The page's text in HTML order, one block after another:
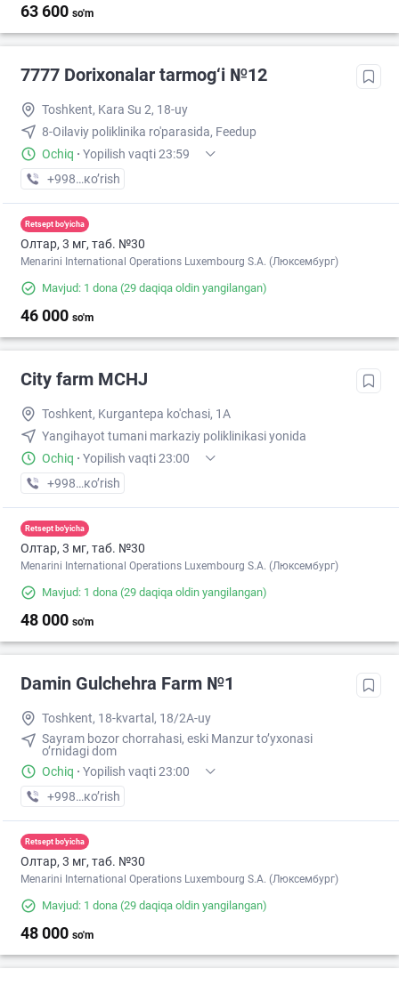
63 600 so'm
7777 Dorixonalar tarmog‘i №12
Toshkent, Kara Su 2, 18-uy
8-Oilaviy poliklinika ro'parasida, Feedup
Ochiq · Yopilish vaqti 23:59
+998 (77) XXX-XX-XX
кo’rish
Retsept bo'yicha
Олтар, 3 мг, таб. №30
Menarini International Operations Luxembourg S.A. (Люксембург)
Mavjud: 1 dona (29 daqiqa oldin yangilangan)
46 000 so'm
City farm MCHJ
Toshkent, Kurgantepa ko'chasi, 1A
Yangihayot tumani markaziy poliklinikasi yonida
Ochiq · Yopilish vaqti 23:00
+998 (99) XXX-XX-XX
кo’rish
Retsept bo'yicha
Олтар, 3 мг, таб. №30
Menarini International Operations Luxembourg S.A. (Люксембург)
Mavjud: 1 dona (29 daqiqa oldin yangilangan)
48 000 so'm
Damin Gulchehra Farm №1
Toshkent, 18-kvartal, 18/2A-uy
Sayram bozor chorrahasi, eski Manzur to’yxonasi
o’rnidagi dom
Ochiq · Yopilish vaqti 23:00
+998 (97) XXX-XX-XX
кo’rish
Retsept bo'yicha
Олтар, 3 мг, таб. №30
Menarini International Operations Luxembourg S.A. (Люксембург)
Mavjud: 1 dona (29 daqiqa oldin yangilangan)
48 000 so'm